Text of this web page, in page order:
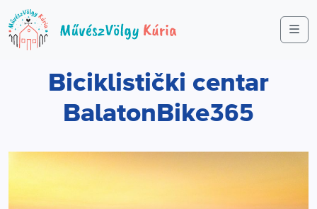
Biciklistički centar
BalatonBike365